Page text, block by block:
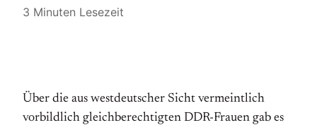
3 Minuten Lesezeit
Über die aus westdeutscher Sicht vermeintlich
vorbildlich gleichberechtigten DDR-Frauen gab es